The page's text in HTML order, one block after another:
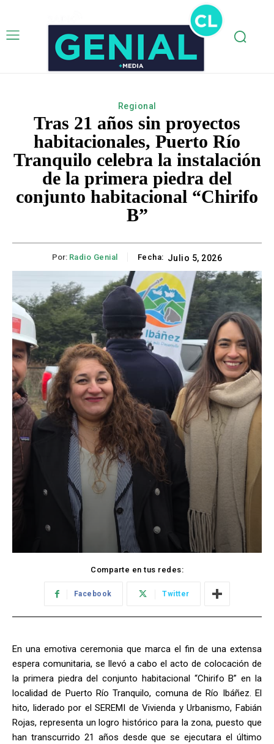
Regional
Tras 21 años sin proyectos
habitacionales, Puerto Río
Tranquilo celebra la instalación
de la primera piedra del
conjunto habitacional “Chirifo
B”
Por: Radio Genial Fecha: Julio 5, 2026
Comparte en tus redes:
Facebook Twitter
En una emotiva ceremonia que marca el fin de una extensa
espera comunitaria, se llevó a cabo el acto de colocación de
la primera piedra del conjunto habitacional “Chirifo B” en la
localidad de Puerto Río Tranquilo, comuna de Río Ibáñez. El
hito, liderado por el SEREMI de Vivienda y Urbanismo, Fabián
Rojas, representa un logro histórico para la zona, puesto que
han transcurrido 21 años desde que se ejecutara el último